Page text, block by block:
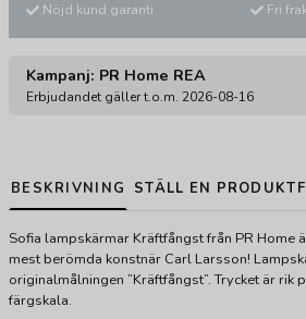
Nöjd kund garanti
Fri
Kampanj: PR Home REA
Erbjudandet gäller t.o.m. 2026-08-16
BESKRIVNING STÄLL EN
Sofia lampskärmar Kräftfångst från PR Home
mest berömda konstnär Carl Larsson!
originalmålningen ”Kräftfångst”. Trycket är rik
färgskala.